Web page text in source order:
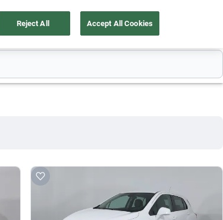
Nosotros Ubicación
Reject All Accept All Cookies